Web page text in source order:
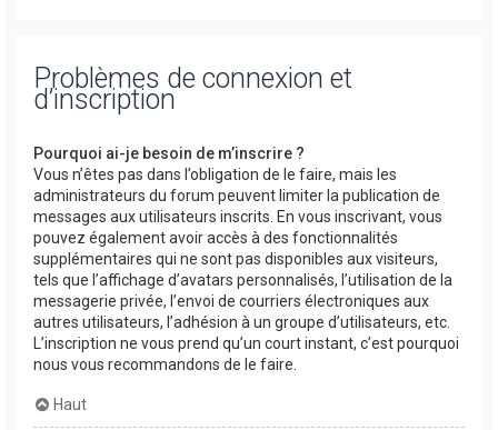
Problèmes de connexion et
d’inscription
Pourquoi ai-je besoin de m’inscrire ?
Vous n’êtes pas dans l’obligation de le faire, mais les
administrateurs du forum peuvent limiter la publication de
messages aux utilisateurs inscrits. En vous inscrivant, vous
pouvez également avoir accès à des fonctionnalités
supplémentaires qui ne sont pas disponibles aux visiteurs,
tels que l’affichage d’avatars personnalisés, l’utilisation de la
messagerie privée, l’envoi de courriers électroniques aux
autres utilisateurs, l’adhésion à un groupe d’utilisateurs, etc.
L’inscription ne vous prend qu’un court instant, c’est pourquoi
nous vous recommandons de le faire.
Haut